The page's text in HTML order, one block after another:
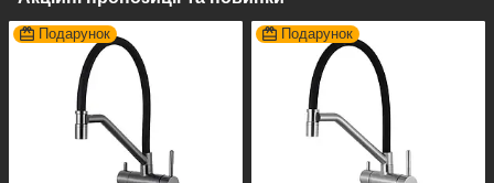
Подарунок Подарунок